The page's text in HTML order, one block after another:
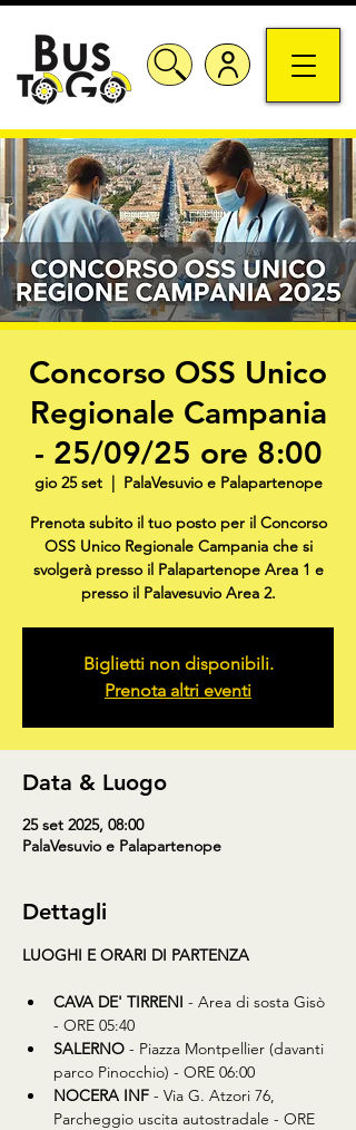
Concorso OSS Unico
Regionale Campania
- 25/09/25 ore 8:00
gio 25 set
  |
PalaVesuvio e Palapartenope
Prenota subito il tuo posto per il Concorso
OSS Unico Regionale Campania che si
svolgerà presso il Palapartenope Area 1 e
presso il Palavesuvio Area 2.
Biglietti non disponibili.
Prenota altri eventi
Data & Luogo
25 set 2025, 08:00
PalaVesuvio e Palapartenope
Dettagli
LUOGHI E ORARI DI PARTENZA
CAVA DE' TIRRENI - Area di sosta Gisò
- ORE 05:40
SALERNO - Piazza Montpellier (davanti
parco Pinocchio) - ORE 06:00
NOCERA INF - Via G. Atzori 76,
Parcheggio uscita autostradale - ORE